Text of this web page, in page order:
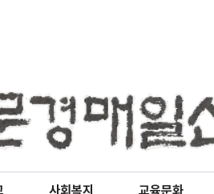
사회복지 교육문화